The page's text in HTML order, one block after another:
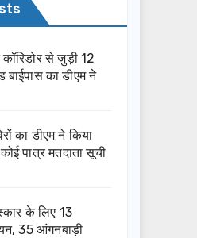
कॉरिडोर से जुड़ी 12
बाईपास का डीएम ने
का डीएम ने किया
पात्र मतदाता सूची
के लिए 13
35 आंगनबाड़ी